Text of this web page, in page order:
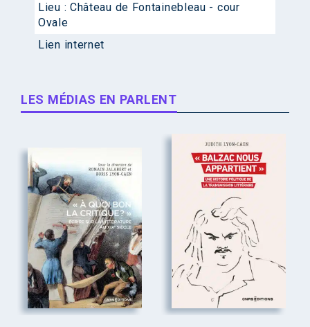
Lieu : Château de Fontainebleau - cour
Ovale
Lien internet
LES MÉDIAS EN PARLENT